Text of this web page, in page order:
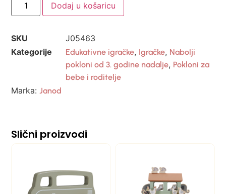
Dodaj u košaricu
SKU
J05463
Kategorije
Edukativne igračke, Igračke, Nabolji
pokloni od 3. godine nadalje, Pokloni za
bebe i roditelje
Marka: Janod
Slični proizvodi